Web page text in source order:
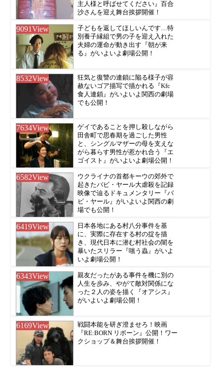
主人様と呼ばせてください』百合
沙さんを迎え舞台挨拶開催！
9091View
子どもを返してほしいんです…特
別養子縁組で男の子を迎え入れた
夫婦の運命が動き出す『朝が来
る』がいよいよ劇場公開！
8532View
狂気と復讐の連鎖に陥る様子が容
赦ないゴア描写で描かれる『Kfc
食人連鎖』がいよいよ関西の劇場
でも公開！
7634View
ゲイであることを押し殺しながら
田舎町で思春期を過ごした男性
と、シングルマザーの母を支えな
がら暮らす男性が惹かれ合う『エ
ゴイスト』がいよいよ劇場公開！
6582View
ウクライナの首都キーウの郊外で
起きたバビ・ヤール大虐殺を記録
映像で辿るドキュメンタリー『バ
ビ・ヤール』がいよいよ関西の劇
場でも公開！
6419View
日本各地にある村八分事件を基
に、実際に存在する村の掟を描
き、現代日本に潜む村社会の闇を
暴いたスリラー『嗤う蟲』がいよ
いよ劇場公開！
6343View
親友だったがある事件を機に別の
人生を歩み、やがて敵対関係にな
った２人の姿を描く『オアシス』
がいよいよ劇場公開！
6169View
戦闘本能を研ぎ澄ませろ！映画
『RE:BORN リボーン』公開！ワー
クショップ＆舞台挨拶開催！